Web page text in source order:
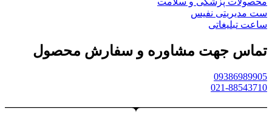
ست مدیریتی نفیس
ساعت تبلیغاتی
تماس جهت مشاوره و سفارش محصول
09386989905
021-88543710